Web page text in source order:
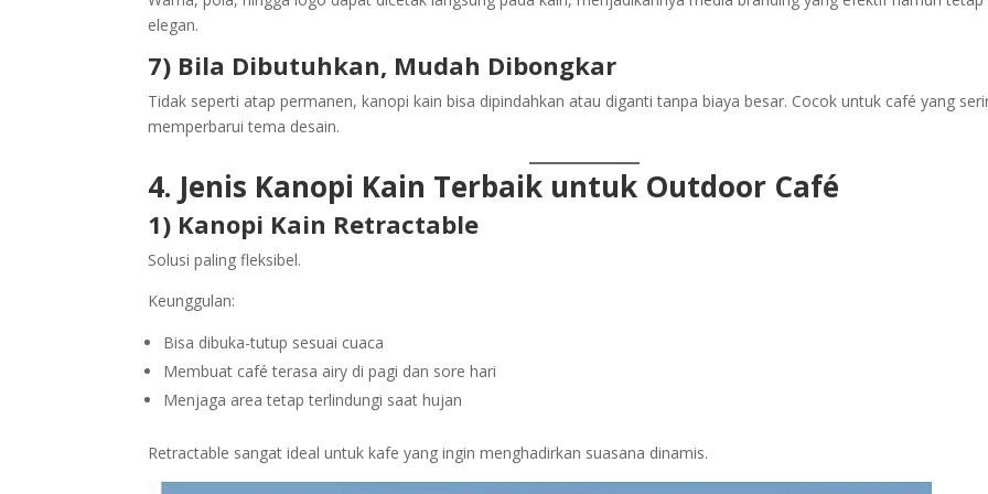
elegan.
7) Bila Dibutuhkan, Mudah Dibongkar
Tidak seperti atap permanen, kanopi kain bisa dipindahkan atau diganti tanpa biaya besar. Cocok untuk café yang
memperbarui tema desain.
4. Jenis Kanopi Kain Terbaik untuk Outdoor Café
1) Kanopi Kain Retractable
Solusi paling fleksibel.
Keunggulan:
Bisa dibuka-tutup sesuai cuaca
Membuat café terasa airy di pagi dan sore hari
Menjaga area tetap terlindungi saat hujan
Retractable sangat ideal untuk kafe yang ingin menghadirkan suasana dinamis.